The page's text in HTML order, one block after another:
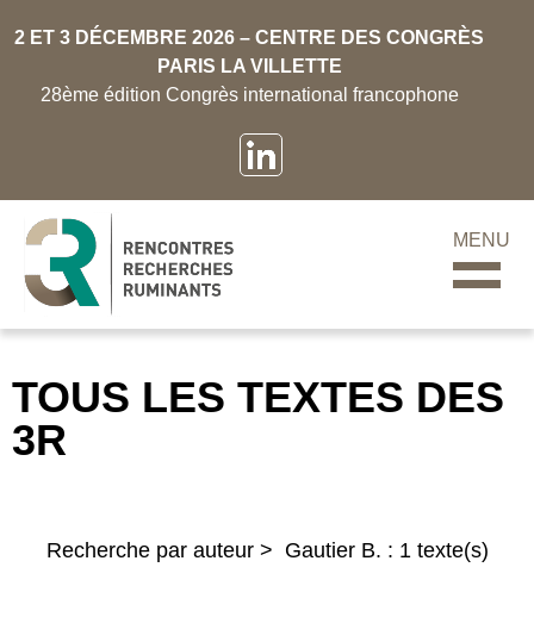
2 ET 3 DÉCEMBRE 2026 – CENTRE DES CONGRÈS
PARIS LA VILLETTE
28ème édition Congrès international francophone
MENU
TOUS LES TEXTES DES
3R
Recherche par auteur > Gautier B. : 1 texte(s)